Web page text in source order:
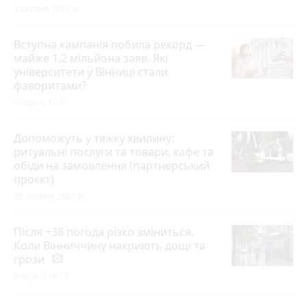
Вступна кампанія побила рекорд —
майже 1,2 мільйона заяв. Які
університети у Вінниці стали
фаворитами?
Допоможуть у тяжку хвилину:
ритуальні послуги та товари, кафе та
обіди на замовлення (партнерський
проєкт)
Після +38 погода різко зміниться.
Коли Вінниччину накриють дощі та
грози